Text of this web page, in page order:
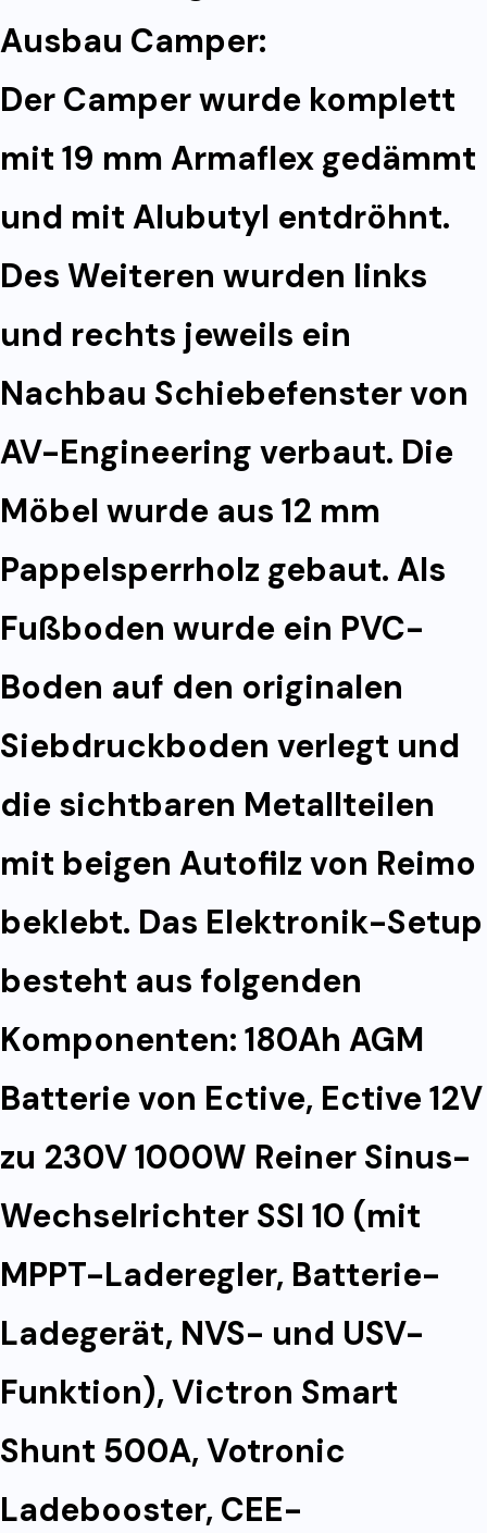
Ausbau Camper:
Der Camper wurde komplett
mit 19 mm Armaflex gedämmt
und mit Alubutyl entdröhnt.
Des Weiteren wurden links
und rechts jeweils ein
Nachbau Schiebefenster von
AV-Engineering verbaut. Die
Möbel wurde aus 12 mm
Pappelsperrholz gebaut. Als
Fußboden wurde ein PVC-
Boden auf den originalen
Siebdruckboden verlegt und
die sichtbaren Metallteilen
mit beigen Autofilz von Reimo
beklebt. Das Elektronik-Setup
besteht aus folgenden
Komponenten: 180Ah AGM
Batterie von Ective, Ective 12V
zu 230V 1000W Reiner Sinus-
Wechselrichter SSI 10 (mit
MPPT-Laderegler, Batterie-
Ladegerät, NVS- und USV-
Funktion), Victron Smart
Shunt 500A, Votronic
Ladebooster, CEE-